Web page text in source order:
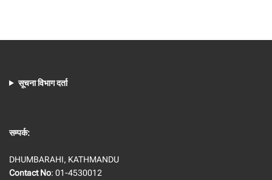
सूचना विभाग दर्ता
सम्पर्क:
DHUMBARAHI, KATHMANDU
Contact No: 01-4530012